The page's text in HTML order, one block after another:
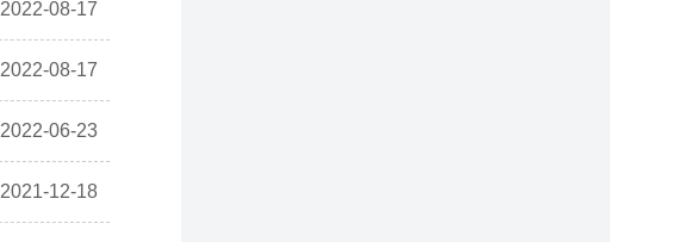
2022-08-17
2022-08-17
2022-06-23
2021-12-18